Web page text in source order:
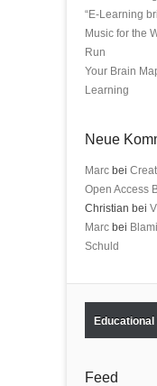
“E-Learning
Music for the
Run
Your Brain
Learning
Neue
Marc bei
Open Access
Christian bei
Marc bei
Schuld
Feed